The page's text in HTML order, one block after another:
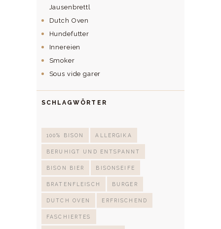
Jausenbrettl
Dutch Oven
Hundefutter
Innereien
Smoker
Sous vide garer
SCHLAGWÖRTER
100% BISON ALLERGIKA
BERUHIGT UND ENTSPANNT
BISON BIER BISONSEIFE
BRATENFLEISCH BURGER
DUTCH OVEN ERFRISCHEND
FASCHIERTES